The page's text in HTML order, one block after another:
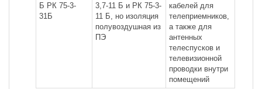
Б РК 75-3-
31Б
3,7-11 Б и РК 75-3-
11 Б, но изоляция
полувоздушная из
ПЭ
кабелей для
телеприемников,
а также для
антенных
телеспусков и
телевизионной
проводки внутри
помещений